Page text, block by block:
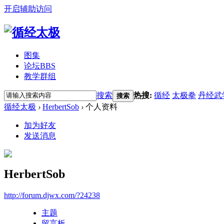
开启辅助访问
图集
论坛BBS
教学群组
搜索 搜索 热搜: 循经 太极拳 丹经武
循经太极 › HerbertSob › 个人资料
加为好友
发送消息
HerbertSob
http://forum.djwx.com/?24238
主题